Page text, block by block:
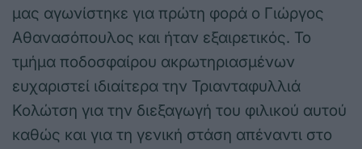
μας αγωνίστηκε για πρώτη φορά ο Γιώργος
Αθανασόπουλος και ήταν εξαιρετικός. Το
τμήμα ποδοσφαίρου ακρωτηριασμένων
ευχαριστεί ιδιαίτερα την Τριανταφυλλιά
Κολώτση για την διεξαγωγή του φιλικού αυτού
καθώς και για τη γενική στάση απέναντι στο